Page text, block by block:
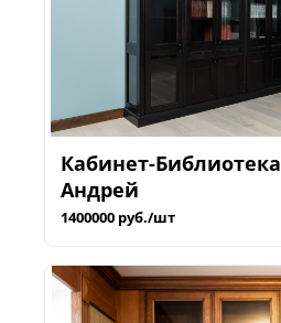
Кабинет-Библиотека
Андрей
1400000 руб./шт